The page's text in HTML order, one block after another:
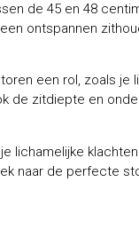
de 45 en 48
ontspannen
een rol, zoals je
de zitdiepte en
lichamelijke
naar de perfecte